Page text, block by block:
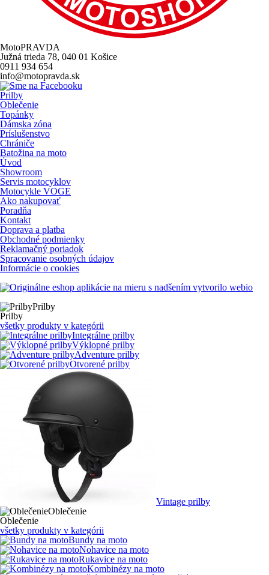
MotoPRAVDA
Južná trieda 78, 040 01 Košice
0911 934 654
info@motopravda.sk
Prilby
Oblečenie
Topánky
Dámska zóna
Príslušenstvo
Chrániče
Batožina na moto
Úvod
Showroom
Servis motocyklov
Motocykle VOGE
Ako nakupovať
Poradňa
Kontakt
Doprava a platba
Obchodné podmienky
Reklamačný poriadok
Spracovanie osobných údajov
Informácie o cookies
s nadšením vytvorilo webio
Prilby
Prilby
všetky produkty v kategórii
Integrálne prilby
Výklopné prilby
Adventure prilby
Otvorené prilby
Vintage prilby
Oblečenie
Oblečenie
všetky produkty v kategórii
Bundy na moto
Nohavice na moto
Rukavice na moto
Kombinézy na moto